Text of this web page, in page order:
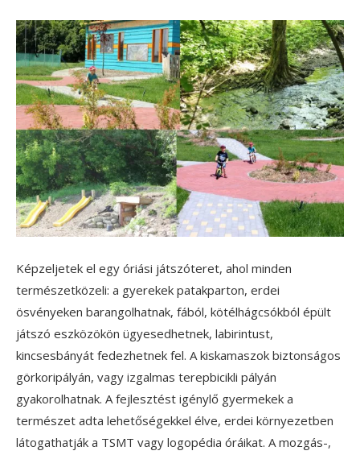
Képzeljetek el egy óriási játszóteret, ahol minden
természetközeli: a gyerekek patakparton, erdei
ösvényeken barangolhatnak, fából, kötélhágcsókból épült
játszó eszközökön ügyesedhetnek, labirintust,
kincsesbányát fedezhetnek fel. A kiskamaszok biztonságos
görkoripályán, vagy izgalmas terepbicikli pályán
gyakorolhatnak. A fejlesztést igénylő gyermekek a
természet adta lehetőségekkel élve, erdei környezetben
látogathatják a TSMT vagy logopédia óráikat. A mozgás-,